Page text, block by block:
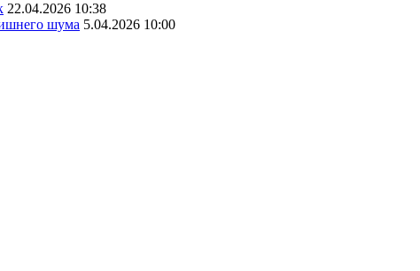
22.04.2026 10:38
шума 5.04.2026 10:00